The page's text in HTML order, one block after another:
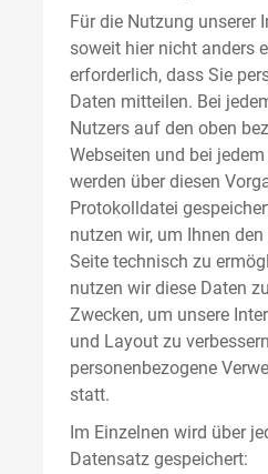
Für die Nutzung unserer
soweit hier nicht anders
erforderlich, dass Sie
Daten mitteilen. Bei
Nutzers auf den oben
Webseiten und bei
werden über diesen
Protokolldatei
nutzen wir, um Ihnen
Seite technisch zu
nutzen wir diese Daten
Zwecken, um unsere
und Layout zu
personenbezogene
statt.
Im Einzelnen wird über
Datensatz gespeichert: